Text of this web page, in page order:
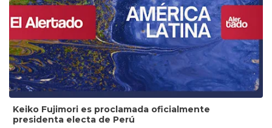
Keiko Fujimori es proclamada oficialmente
presidenta electa de Perú